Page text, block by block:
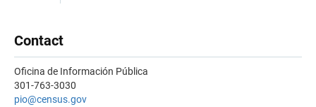
Contact
Oficina de Información Pública
301-763-3030
pio@census.gov